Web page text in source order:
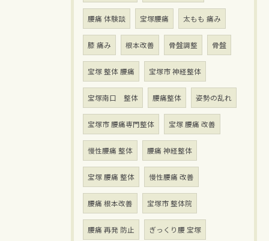
腰痛 体験談 宝塚腰痛 太もも 痛み
膝 痛み 根本改善 骨盤調整 骨盤
宝塚 整体 腰痛 宝塚市 神経整体
宝塚南口 整体 腰痛整体 姿勢の乱れ
宝塚市 腰痛専門整体 宝塚 腰痛 改善
慢性腰痛 整体 腰痛 神経整体
宝塚 腰痛 整体 慢性腰痛 改善
腰痛 根本改善 宝塚市 整体院
腰痛 再発 防止 ぎっくり腰 宝塚